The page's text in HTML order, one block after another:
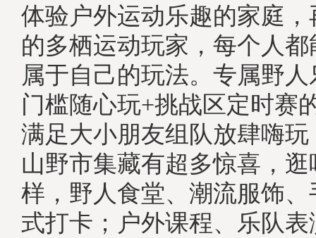
体验户外运动乐趣的家庭
的多栖运动玩家，每个人
属于自己的玩法。专属野
门槛随心玩+挑战区定时赛
满足大小朋友组队放肆嗨
山野市集藏有超多惊喜，
样，野人食堂、潮流服饰
式打卡；户外课程、乐队